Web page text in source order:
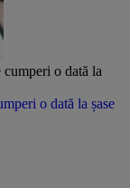
o dată la șase